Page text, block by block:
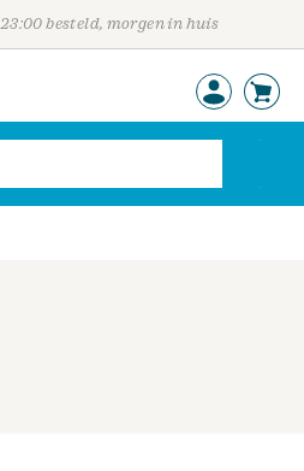
besteld, morgen in huis